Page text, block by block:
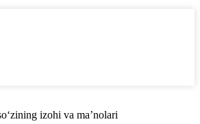
izohi va ma’nolari